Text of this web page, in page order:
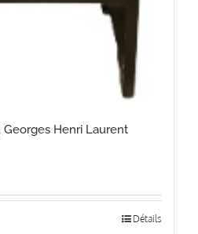
Henri Laurent
Détails